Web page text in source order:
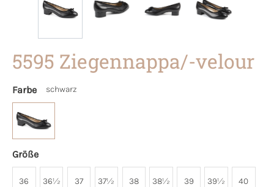
5595 Ziegennappa/-velour
Farbe schwarz
Größe
36 36½ 37 37½ 38 38½ 39 39½ 40